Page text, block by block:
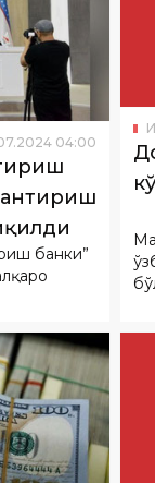
.2024 04:00
банки”